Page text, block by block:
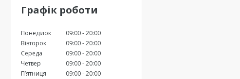
Графік роботи
Понеділок 09:00 20:00
Вівторок
09:00 20:00
Середа
09:00 20:00
Четвер
09:00 20:00
Пʼятниця
09:00 20:00